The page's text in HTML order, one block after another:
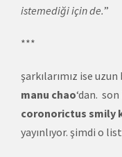
istemediği için de.”
***
şarkılarımız ise
manu chao‘dan.
coronorictus smily
yayınlıyor. şimdi o